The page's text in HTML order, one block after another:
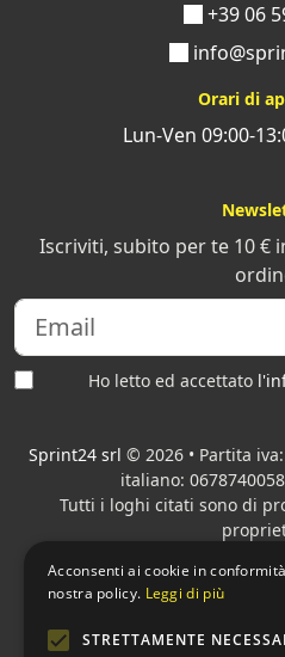
+39 06
Orari di
Lun-Ven 09:00-
Iscriviti, subito per te 10 €
Ho letto ed accettato
Sprint24 srl © 2026 • Partita
italiano:
Tutti i loghi citati sono di
elettronica per
Acconsenti ai cookie in
nostra policy. Leggi di più
STRETTAMENTE